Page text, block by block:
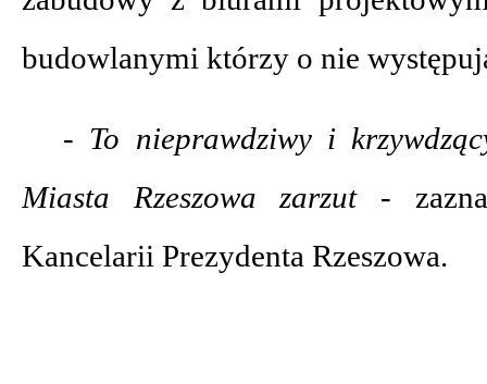
budowlanymi którzy o nie
- To nieprawdziwy i
Miasta Rzeszowa zarzut -
Kancelarii Prezydenta Rzeszowa.